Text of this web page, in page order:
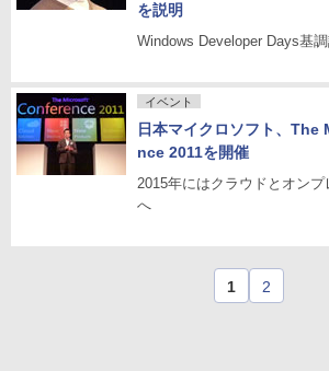
を説明
Windows Developer Days基
イベント
日本マイクロソフト、
nce 2011を開催
2015年にはクラウドとオン
へ
1 2